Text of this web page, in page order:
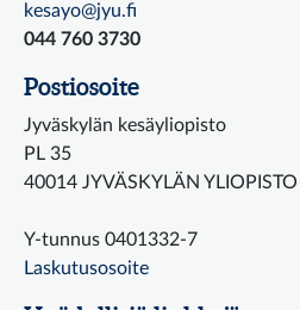
kesayo@jyu.fi
044 760 3730
Postiosoite
Jyväskylän kesäyliopisto
PL 35
40014 JYVÄSKYLÄN YLIOPISTO
Y-tunnus 0401332-7
Laskutusosoite